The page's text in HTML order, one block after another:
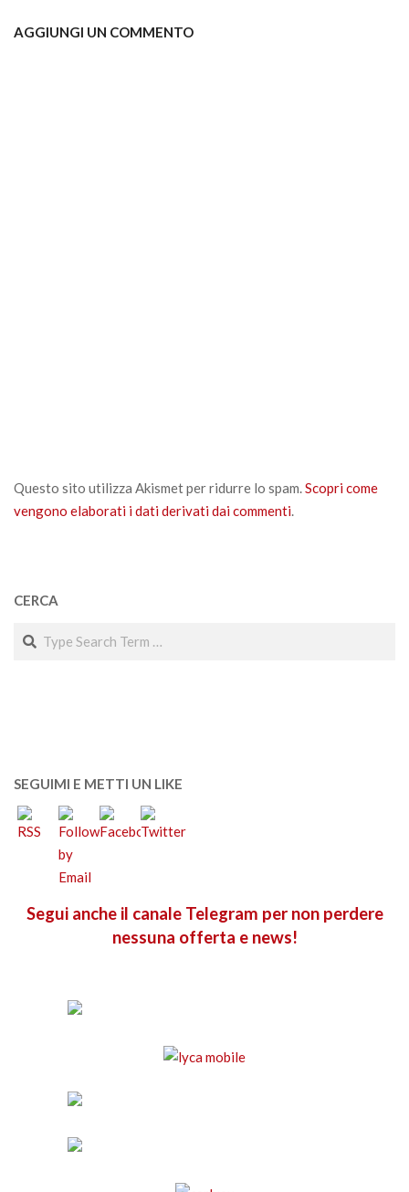
AGGIUNGI UN COMMENTO
Questo sito utilizza Akismet per ridurre lo spam.Scopri come
vengono elaborati i dati derivati dai commenti.
CERCA
Search
SEGUIMI E METTI UN LIKE
Segui anche il canale Telegram per non perdere
nessuna offerta e news!